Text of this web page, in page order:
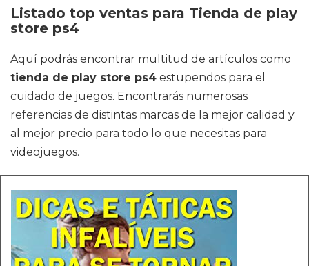
Listado top ventas para Tienda de play
store ps4
Aquí podrás encontrar multitud de artículos como
tienda de play store ps4 estupendos para el
cuidado de juegos. Encontrarás numerosas
referencias de distintas marcas de la mejor calidad y
al mejor precio para todo lo que necesitas para
videojuegos.